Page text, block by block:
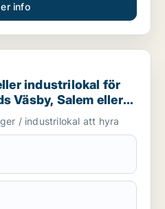
info
för uthyrning i
industrilokal för
Väsby, Salem eller
/ industrilokal att hyra